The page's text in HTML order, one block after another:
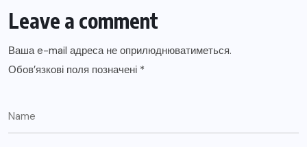
Leave a comment
Ваша e-mail адреса не оприлюднюватиметься.
Обов’язкові поля позначені *